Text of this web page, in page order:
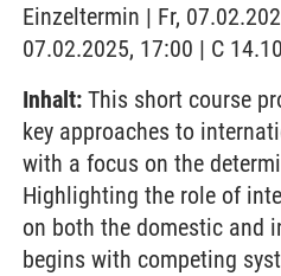
Einzeltermin | Fr,
07.02.2025, 17:00 | C
Inhalt: This short course
key approaches to
with a focus on the
Highlighting the role of
on both the domestic and
begins with competing